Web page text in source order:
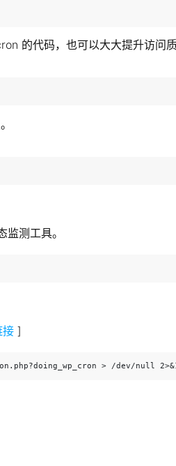
的代码，也可以大大提升访问
测工具。
接 ]
> /dev/null